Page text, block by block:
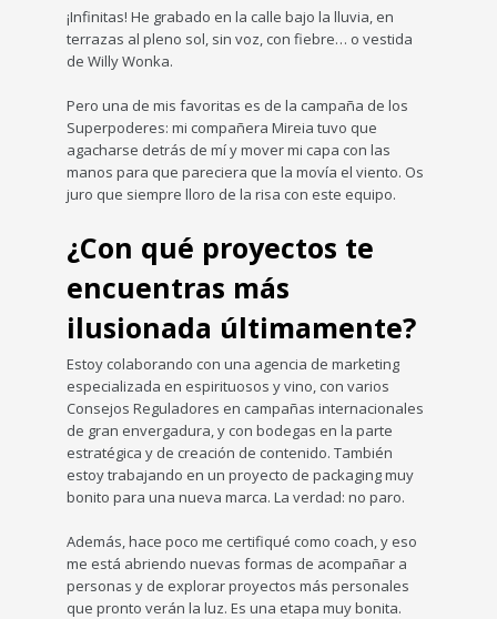
¡Infinitas! He grabado en la calle bajo la lluvia, en
terrazas al pleno sol, sin voz, con fiebre… o vestida
de Willy Wonka.
Pero una de mis favoritas es de la campaña de los
Superpoderes: mi compañera Mireia tuvo que
agacharse detrás de mí y mover mi capa con las
manos para que pareciera que la movía el viento. Os
juro que siempre lloro de la risa con este equipo.
¿Con qué proyectos te
encuentras más
ilusionada últimamente?
Estoy colaborando con una agencia de marketing
especializada en espirituosos y vino, con varios
Consejos Reguladores en campañas internacionales
de gran envergadura, y con bodegas en la parte
estratégica y de creación de contenido. También
estoy trabajando en un proyecto de packaging muy
bonito para una nueva marca. La verdad: no paro.
Además, hace poco me certifiqué como coach, y eso
me está abriendo nuevas formas de acompañar a
personas y de explorar proyectos más personales
que pronto verán la luz. Es una etapa muy bonita.